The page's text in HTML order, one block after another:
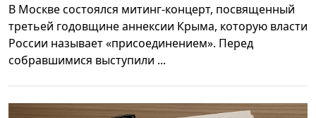
В Москве состоялся митинг-концерт, посвященный
третьей годовщине аннексии Крыма, которую власти
России называет «присоединением». Перед
собравшимися выступили ...